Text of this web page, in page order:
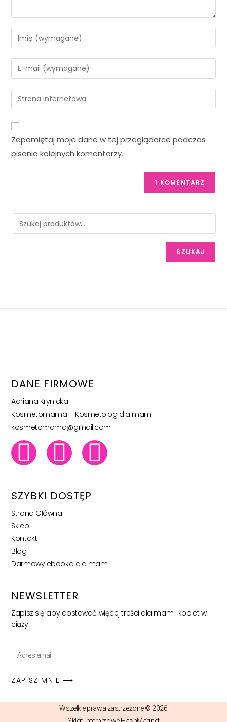
Zapamiętaj moje dane w tej przeglądarce podczas
pisania kolejnych komentarzy.
SZUKAJ
DANE FIRMOWE
Adriana Krynicka
Kosmetomama – Kosmetolog dla mam
kosmetomama@gmail.com
SZYBKI DOSTĘP
Strona Główna
Sklep
Kontakt
Blog
Darmowy ebooka dla mam
NEWSLETTER
Zapisz się aby dostawać więcej treści dla mam i kobiet w
ciąży
ZAPISZ MNIE ⟶
Wszelkie prawa zastrzeżone © 2026